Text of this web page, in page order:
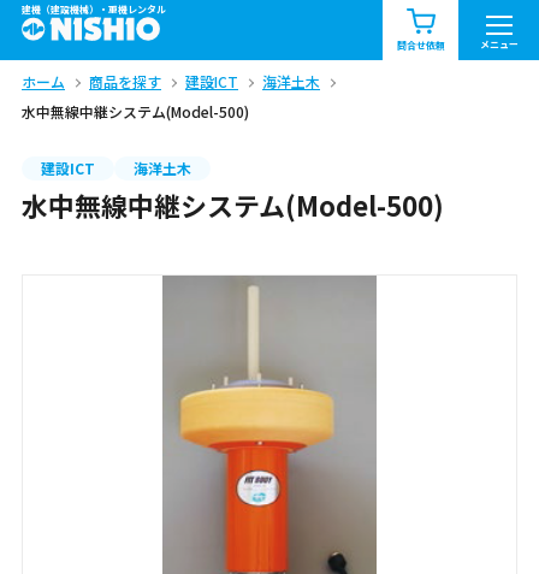
建機（建設機械）・重機レンタル
問合せ依頼 メニュー
商品一覧 お知らせ一覧
問合せ依頼リスト
北海道 東北 関東
ホーム 商品を探す 建設ICT
海洋土木
水中無線中継システム(Model-500)
建設ICT 海洋土木
水中無線中継システム(Model-500)